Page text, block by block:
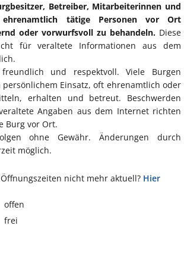
Betreiber, Mitarbeiterinnen und
tätige Personen vor Ort
oder vorwurfsvoll zu behandeln. Diese
für veraltete Informationen aus dem
und respektvoll. Viele Burgen
Einsatz, oft ehrenamtlich oder
erhalten und betreut. Beschwerden
Angaben aus dem Internet richten
Burg vor Ort.
ohne Gewähr. Änderungen durch
möglich.
nicht mehr aktuell? Hier
offen
frei